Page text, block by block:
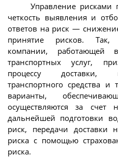
Управление рисками
четкость выявления и
ответов на риск —
принятие рисков. Так,
компании, работающей
транспортных услуг,
процессу доставки,
транспортного средства
варианты,
осуществляются за счет
дальнейшей подготовки
риск, передачи доставки
риска с помощью
риска.